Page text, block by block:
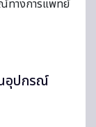
อุปกรณ์